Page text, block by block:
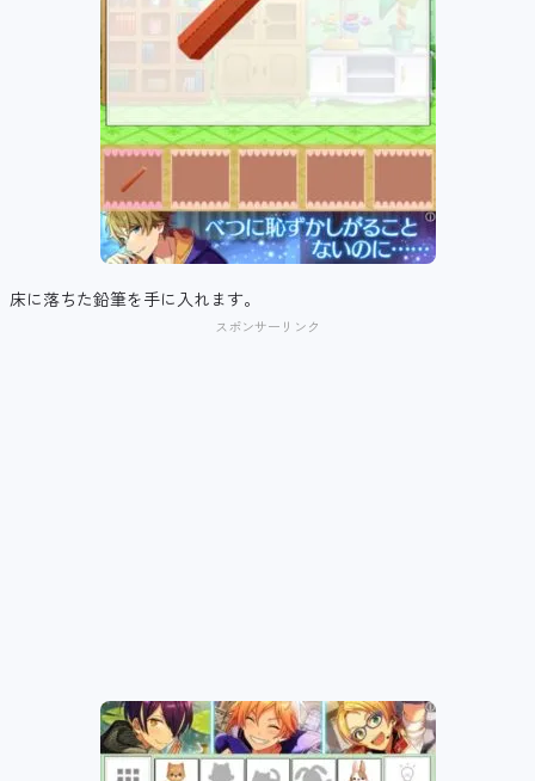
床に落ちた鉛筆を手に入れます。
スポンサーリンク